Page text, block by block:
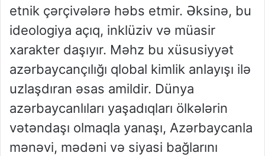
etnik çərçivələrə həbs etmir. Əksinə, bu
ideologiya açıq, inklüziv və müasir
xarakter daşıyır. Məhz bu xüsusiyyət
azərbaycançılığı qlobal kimlik anlayışı ilə
uzlaşdıran əsas amildir. Dünya
azərbaycanlıları yaşadıqları ölkələrin
vətəndaşı olmaqla yanaşı, Azərbaycanla
mənəvi, mədəni və siyasi bağlarını